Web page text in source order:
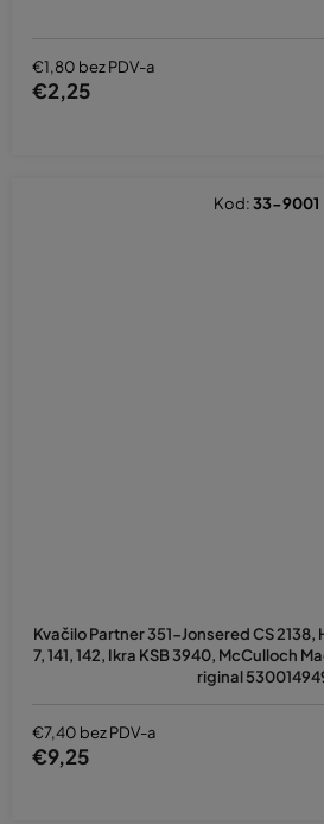
€1,80 bez PDV-a
€2,25
Kvačilo Partner 351-Jonsered CS 2138,
7, 141, 142, Ikra KSB 3940, McCulloch
riginal
€7,40 bez PDV-a
€9,25
Kod:33-9001